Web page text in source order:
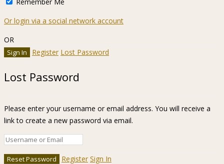
Or login via a social network account
OR
Register Lost Password
Lost Password
Please enter your username or email address. You will receive a
link to create a new password via email.
Register Sign In